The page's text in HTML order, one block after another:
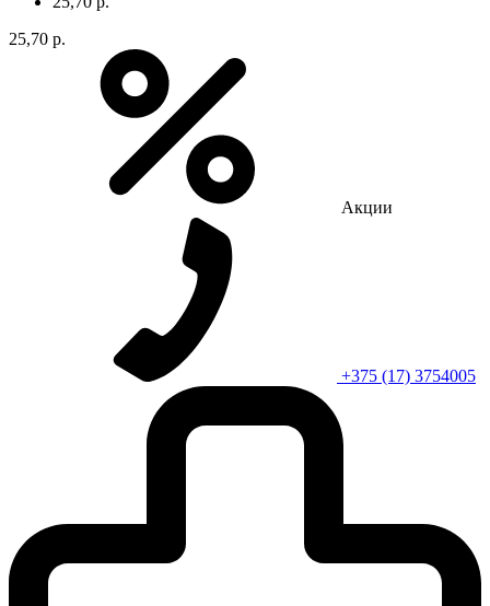
25,70 р.
Акции
+375 (17) 3754005